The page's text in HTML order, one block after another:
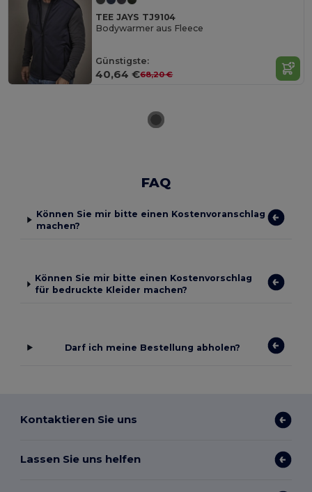
TEE JAYS TJ9104
Bodywarmer aus Fleece
Günstigste:
40,64 €68,20 €
FAQ
Können Sie mir bitte einen Kostenvoranschlag
machen?
Können Sie mir bitte einen Kostenvorschlag
für bedruckte Kleider machen?
Darf ich meine Bestellung abholen?
Kontaktieren Sie uns
Lassen Sie uns helfen